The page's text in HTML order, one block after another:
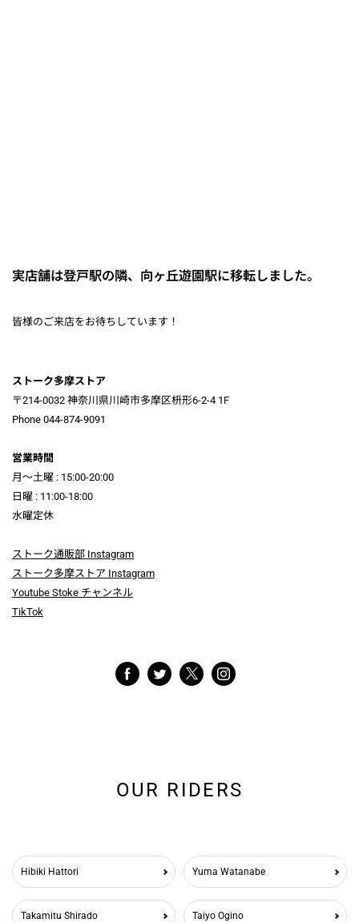
実店舗は登戸駅の隣、向ヶ丘遊園駅に移転しました。
皆様のご来店をお待ちしています！
ストーク多摩ストア
〒214-0032 神奈川県川崎市多摩区枡形6-2-4 1F
Phone 044-874-9091
営業時間
月～土曜 : 15:00-20:00
日曜 : 11:00-18:00
水曜定休
ストーク通販部 Instagram
ストーク多摩ストア Instagram
Youtube Stoke チャンネル
TikTok
OUR RIDERS
Hibiki Hattori Yuma Watanabe
Takamitu Shirado Taiyo Ogino